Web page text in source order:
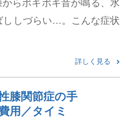
らポキポキ音が鳴る、水
ししづらい…。こんな症状
詳しく見る
膝関節症の手
用／タイミ